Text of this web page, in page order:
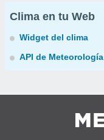
Clima en tu Web
Widget del clima
API de Meteorología